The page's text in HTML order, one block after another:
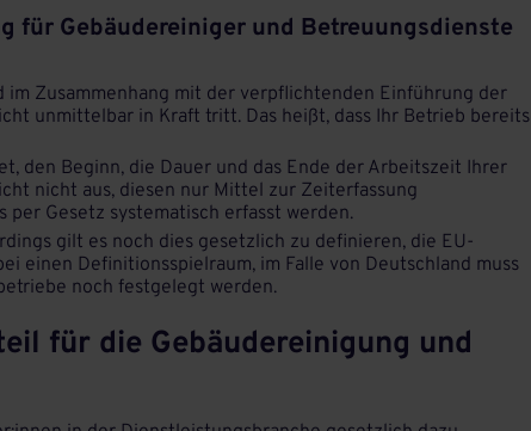
für Gebäudereiniger und Betreuungsdienste
im Zusammenhang mit der verpflichtenden Einführung der
unmittelbar in Kraft tritt. Das heißt, dass Ihr Betrieb bereits
den Beginn, die Dauer und das Ende der Arbeitszeit Ihrer
nicht aus, diesen nur Mittel zur Zeiterfassung
Gesetz systematisch erfasst werden.
gilt es noch dies gesetzlich zu definieren, die EU-
einen Definitionsspielraum, im Falle von Deutschland muss
noch festgelegt werden.
für die Gebäudereinigung und